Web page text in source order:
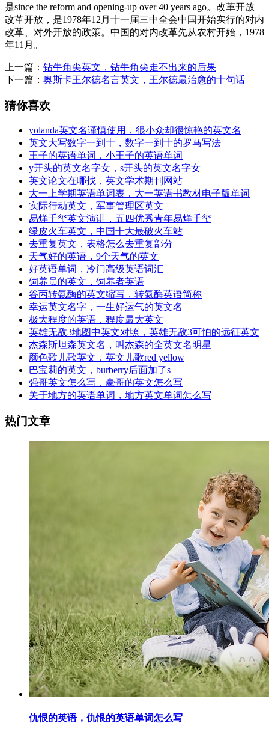
是since the reform and opening-up over 40 years ago。改革开放
改革开放，是1978年12月十一届三中全会中国开始实行的对内
改革、对外开放的政策。中国的对内改革先从农村开始，1978
年11月。
上一篇： 钻牛角尖英文，钻牛角尖走不出来的后果
下一篇： 奥斯卡王尔德名言英文，王尔德最治愈的十句话
猜你喜欢
yolanda英文名谨慎使用，很小众却很惊艳的英文名
英文大写数字一到十，数字一到十的罗马写法
王子的英语单词，小王子的英语单词
y开头的英文名字女，s开头的英文名字女
英文论文在哪找，英文学术期刊网站
大一上学期英语单词表，大一英语书教材电子版单词
实际行动英文，军事管理区英文
易烊千玺英文演讲，五四优秀青年易烊千玺
绿皮火车英文，中国十大最破火车站
去重复英文，表格怎么去重复部分
天气好的英语，9个天气的英文
好英语单词，冷门高级英语词汇
饲养员的英文，饲养者英语
谷丙转氨酶的英文缩写，转氨酶英语简称
幸运英文名字，一生好运气的英文名
极大程度的英语，程度最大英文
英雄无敌3地图中英文对照，英雄无敌3可怕的远征英文
杰森斯坦森英文名，叫杰森的全英文名明星
颜色歌儿歌英文，英文儿歌red yellow
巴宝莉的英文，burberry后面加了s
强哥英文怎么写，豪哥的英文怎么写
关于地方的英语单词，地方英文单词怎么写
热门文章
仇恨的英语，仇恨的英语单词怎么写